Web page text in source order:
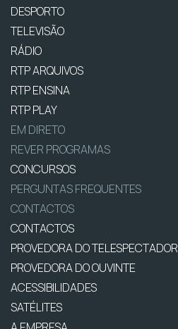
DESPORTO
TELEVISÃO
RÁDIO
RTP ARQUIVOS
RTP ENSINA
RTP PLAY
EM DIRETO
REVER PROGRAMAS
CONCURSOS
PERGUNTAS FREQUENTES
CONTACTOS
CONTACTOS
PROVEDORA DO TELESPECTADOR
PROVEDORA DO OUVINTE
ACESSIBILIDADES
SATÉLITES